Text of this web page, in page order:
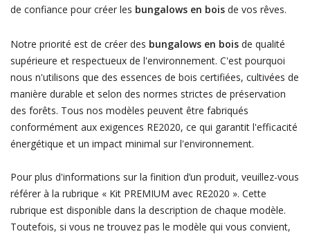
de confiance pour créer les bungalows en boisde vos rêves.
Notre priorité est de créer des bungalows en boisde qualité
supérieure et respectueux de l'environnement. C'est pourquoi
nous n'utilisons que des essences de bois certifiées, cultivées de
manière durable et selon des normes strictes de préservation
des forêts. Tous nos modèles peuvent être fabriqués
conformément aux exigences RE2020, ce qui garantit l'efficacité
énergétique et un impact minimal sur l'environnement.
Pour plus d'informations sur la finition d’un produit, veuillez-vous
référer à la rubrique « Kit PREMIUM avec RE2020 ». Cette
rubrique est disponible dans la description de chaque modèle.
Toutefois, si vous ne trouvez pas le modèle qui vous convient,